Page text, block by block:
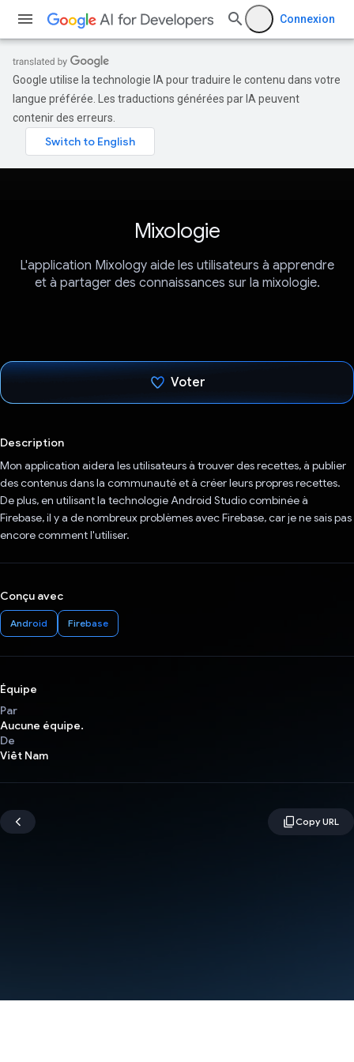
Connexion
Google utilise la technologie IA pour traduire le contenu dans votre
langue préférée. Les traductions générées par IA peuvent
contenir des erreurs.
Mixologie
L'application Mixology aide les utilisateurs à apprendre
et à partager des connaissances sur la mixologie.
Voter
Description
Mon application aidera les utilisateurs à trouver des recettes, à publier
des contenus dans la communauté et à créer leurs propres recettes.
De plus, en utilisant la technologie Android Studio combinée à
Firebase, il y a de nombreux problèmes avec Firebase, car je ne sais pas
encore comment l'utiliser.
Conçu avec
Android Firebase
Équipe
Par
Aucune équipe.
De
Viêt Nam